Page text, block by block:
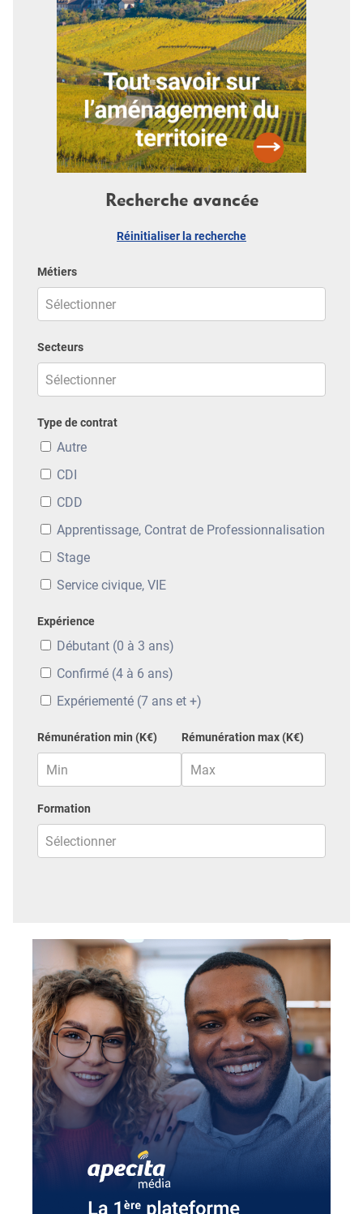
Recherche avancée
Réinitialiser la recherche
Métiers
Secteurs
Type de contrat
Autre
CDI
CDD
Apprentissage, Contrat de Professionnalisation
Stage
Service civique, VIE
Expérience
Débutant (0 à 3 ans)
Confirmé (4 à 6 ans)
Expériementé (7 ans et +)
Rémunération min (K€) Rémunération max (K€)
Formation